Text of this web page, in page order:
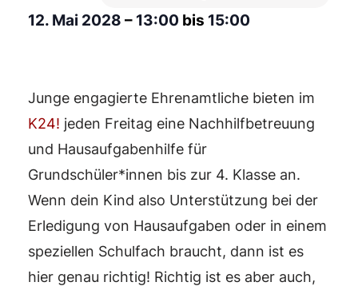
12. Mai 2028 – 13:00 bis 15:00
Junge engagierte Ehrenamtliche bieten im
K24! jeden Freitag eine Nachhilfbetreuung
und Hausaufgabenhilfe für
Grundschüler*innen bis zur 4. Klasse an.
Wenn dein Kind also Unterstützung bei der
Erledigung von Hausaufgaben oder in einem
speziellen Schulfach braucht, dann ist es
hier genau richtig! Richtig ist es aber auch,